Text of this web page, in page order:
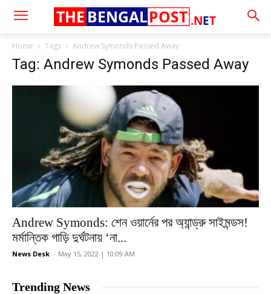
.NET
THE BENGALPOST
Home Tags Andrew Symonds Passed Away
Tag: Andrew Symonds Passed Away
Andrew Symonds: শেন ওয়ার্নের পর অ্যান্ড্রু সাইমন্ডস!
মর্মান্তিক গাড়ি দুর্ঘটনায় ‘না...
News Desk - May 15, 2022 | 10:09 AM
Trending News